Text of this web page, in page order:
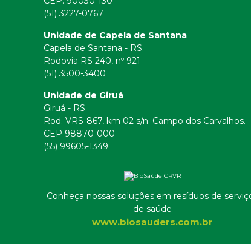
(51) 3227-0767
Unidade de Capela de Santana
Capela de Santana - RS.
Rodovia RS 240, nº 921
(51) 3500-3400
Unidade de Giruá
Giruá - RS.
Rod. VRS-867, km 02 s/n. Campo dos Carvalhos.
CEP 98870-000
(55) 99605-1349
Conheça nossas soluções em resíduos de
de saúde
www.biosauders.com.br